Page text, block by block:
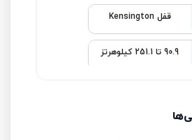
قفل Kensington
90.9 تا 251.1 کیلوهرتز